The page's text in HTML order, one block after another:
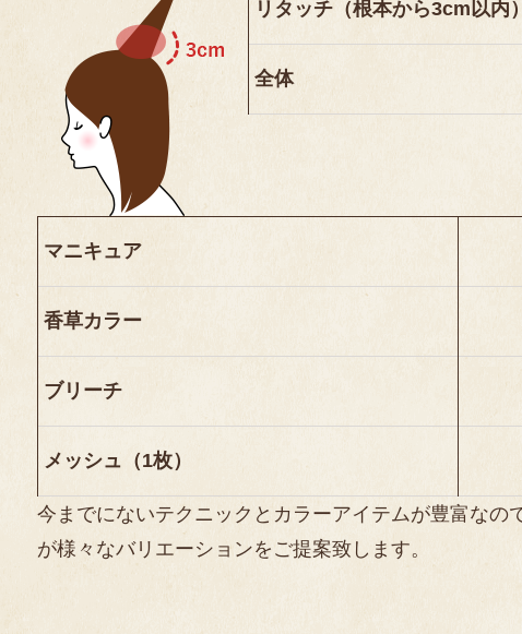
リタッチ（根本から3cm以内）
全体
マニキュア
香草カラー
ブリーチ
メッシュ（1枚）
今までにないテクニックとカラーアイテムが豊富なの
が様々なバリエーションをご提案致します。